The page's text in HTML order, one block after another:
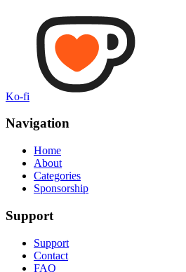
Ko-fi
Navigation
Home
About
Categories
Sponsorship
Support
Support
Contact
FAQ